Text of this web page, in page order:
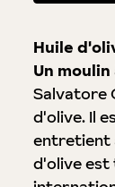
Huile
Un
Salvatore
d'olive. Il
entretient
d'olive est